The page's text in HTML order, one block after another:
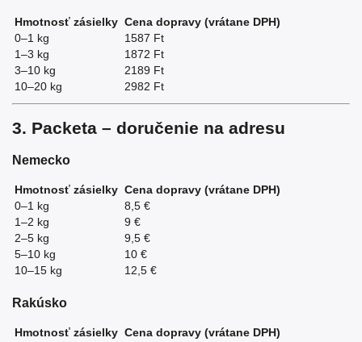
Hmotnosť zásielky Cena dopravy (vrátane DPH)
0–1 kg
1587 Ft
1–3 kg
1872 Ft
3–10 kg
2189 Ft
10–20 kg
2982 Ft
3. Packeta – doručenie na adresu
Nemecko
Hmotnosť zásielky Cena dopravy (vrátane DPH)
0–1 kg
8,5 €
1–2 kg
9 €
2–5 kg
9,5 €
5–10 kg
10 €
10–15 kg
12,5 €
Rakúsko
Hmotnosť zásielky Cena dopravy (vrátane DPH)